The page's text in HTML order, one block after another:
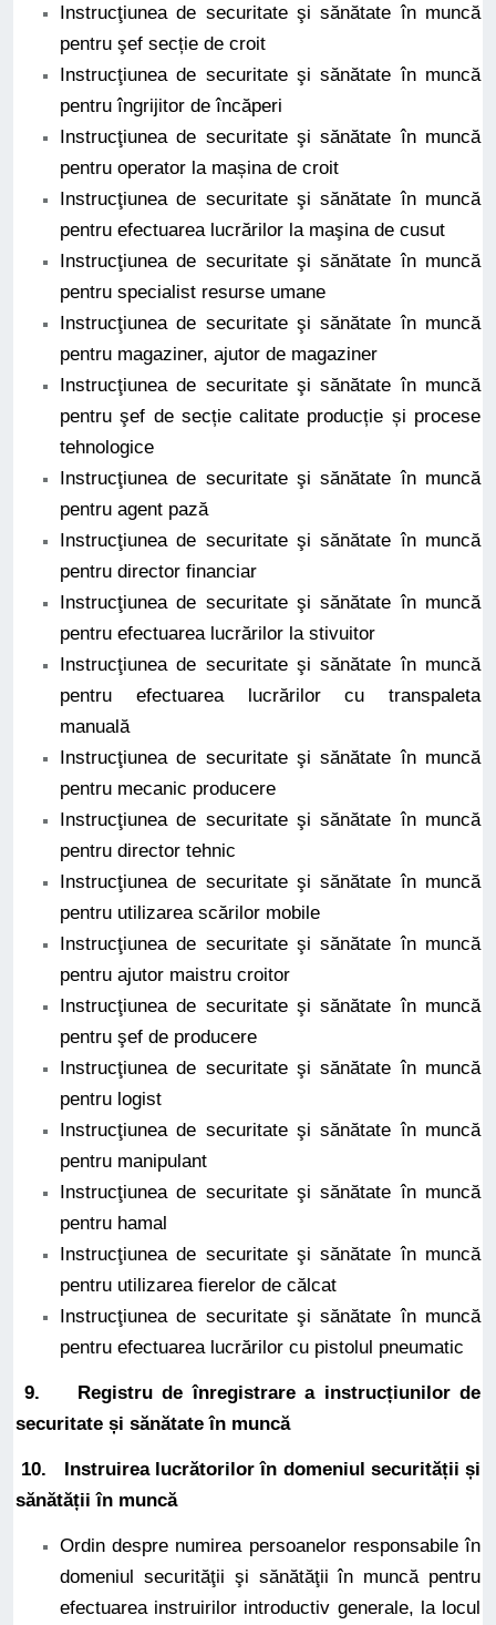
Instrucţiunea de securitate şi sănătate în muncă
pentru şef secție de croit
Instrucţiunea de securitate şi sănătate în muncă
pentru îngrijitor de încăperi
Instrucţiunea de securitate şi sănătate în muncă
pentru operator la mașina de croit
Instrucţiunea de securitate şi sănătate în muncă
pentru efectuarea lucrărilor la maşina de cusut
Instrucţiunea de securitate şi sănătate în muncă
pentru specialist resurse umane
Instrucţiunea de securitate şi sănătate în muncă
pentru magaziner, ajutor de magaziner
Instrucţiunea de securitate şi sănătate în muncă
pentru şef de secție calitate producție și procese
tehnologice
Instrucţiunea de securitate şi sănătate în muncă
pentru agent pază
Instrucţiunea de securitate şi sănătate în muncă
pentru director financiar
Instrucţiunea de securitate şi sănătate în muncă
pentru efectuarea lucrărilor la stivuitor
Instrucţiunea de securitate şi sănătate în muncă
pentru efectuarea lucrărilor cu transpaleta
manuală
Instrucţiunea de securitate şi sănătate în muncă
pentru mecanic producere
Instrucţiunea de securitate şi sănătate în muncă
pentru director tehnic
Instrucţiunea de securitate şi sănătate în muncă
pentru utilizarea scărilor mobile
Instrucţiunea de securitate şi sănătate în muncă
pentru ajutor maistru croitor
Instrucţiunea de securitate şi sănătate în muncă
pentru şef de producere
Instrucţiunea de securitate şi sănătate în muncă
pentru logist
Instrucţiunea de securitate şi sănătate în muncă
pentru manipulant
Instrucţiunea de securitate şi sănătate în muncă
pentru hamal
Instrucţiunea de securitate şi sănătate în muncă
pentru utilizarea fierelor de călcat
Instrucţiunea de securitate şi sănătate în muncă
pentru efectuarea lucrărilor cu pistolul pneumatic
9. Registru de înregistrare a instrucțiunilor de
securitate și sănătate în muncă
10. Instruirea lucrătorilor în domeniul securității și
sănătății în muncă
Ordin despre numirea persoanelor responsabile în
domeniul securităţii şi sănătăţii în muncă pentru
efectuarea instruirilor introductiv generale, la locul